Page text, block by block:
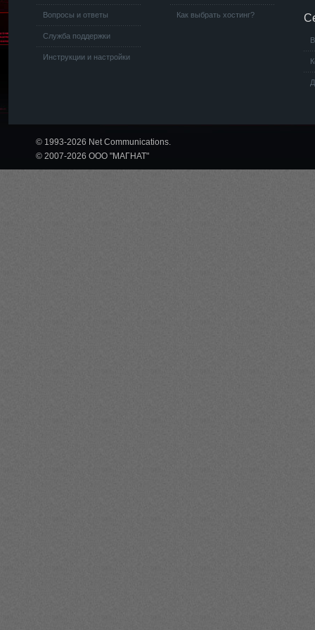
Вопросы и ответы
Служба поддержки
Инструкции и настройки
Как выбрать хостинг?
© 1993-2026 Net Communications.
© 2007-2026 ООО "МАГНАТ"